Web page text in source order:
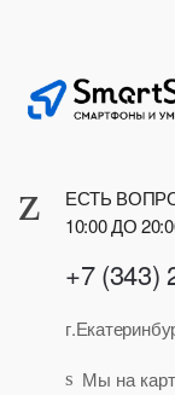
ЕСТЬ
10:00 ДО
+7 (343)
Мы на